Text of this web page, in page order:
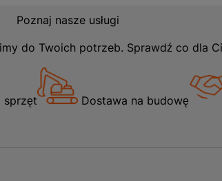
Poznaj nasze usługi
do Twoich potrzeb. Sprawdź co dla
sprzęt Dostawa na budowę